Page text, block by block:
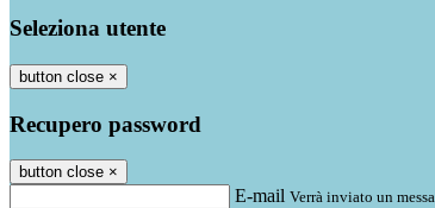
Seleziona utente
button close ×
Recupero password
button close ×
E-mail Verrà inviato un